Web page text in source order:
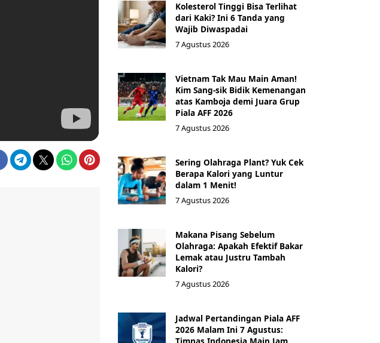
Kolesterol Tinggi Bisa Terlihat
dari Kaki? Ini 6 Tanda yang
Wajib Diwaspadai
7 Agustus 2026
Vietnam Tak Mau Main Aman!
Kim Sang-sik Bidik Kemenangan
atas Kamboja demi Juara Grup
Piala AFF 2026
7 Agustus 2026
Sering Olahraga Plant? Yuk Cek
Berapa Kalori yang Luntur
dalam 1 Menit!
7 Agustus 2026
Makana Pisang Sebelum
Olahraga: Apakah Efektif Bakar
Lemak atau Justru Tambah
Kalori?
7 Agustus 2026
Jadwal Pertandingan Piala AFF
2026 Malam Ini 7 Agustus: